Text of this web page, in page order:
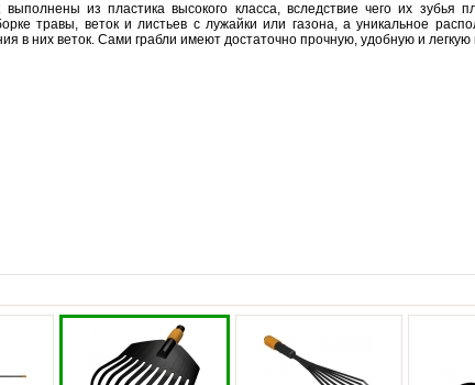
из пластика высокого класса, вследствие чего их зубья
травы, веток и листьев с лужайки или газона, а уникальное
в них веток. Сами грабли имеют достаточно прочную, удобную и легкую